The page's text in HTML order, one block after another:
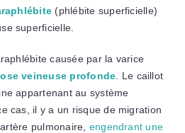
(phlébite superficielle)
superficielle.
causée par la varice
veineuse profonde . Le caillot
appartenant au système
cas, il y a un risque de migration
pulmonaire, engendrant une